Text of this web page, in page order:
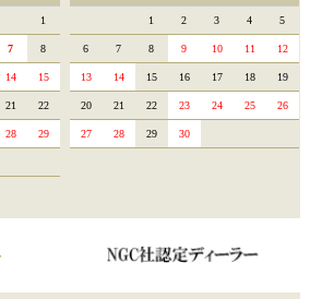
1
7 8
14 15
21 22
28 29
1 2 3 4 5
6 7 8 9 10 11 12
13 14 15 16 17 18 19
20 21 22 23 24 25 26
27 28 29 30